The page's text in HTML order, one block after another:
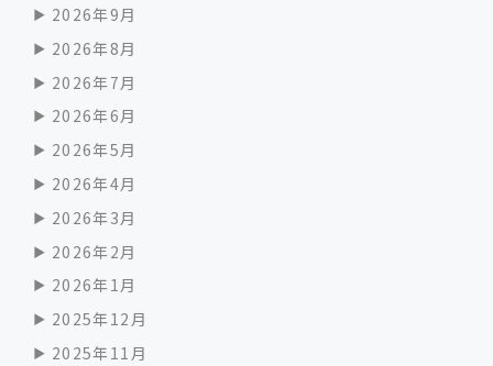
2026年9月
2026年8月
2026年7月
2026年6月
2026年5月
2026年4月
2026年3月
2026年2月
2026年1月
2025年12月
2025年11月